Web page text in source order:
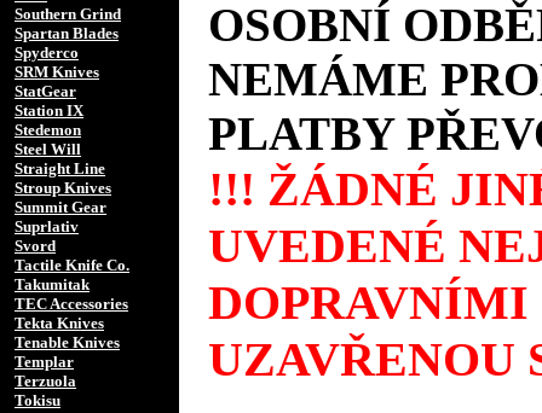
Southern Grind
Spartan Blades
Spyderco
SRM Knives
StatGear
Station IX
Stedemon
Steel Will
Straight Line
Stroup Knives
Summit Gear
Suprlativ
Svord
Tactile Knife Co.
Takumitak
TEC Accessories
Tekta Knives
Tenable Knives
Templar
Terzuola
Tokisu
OSOBNÍ
NEMÁME
PLATBY
!!! ŽÁDNÉ
UVEDENÉ
UZAVŘENOU